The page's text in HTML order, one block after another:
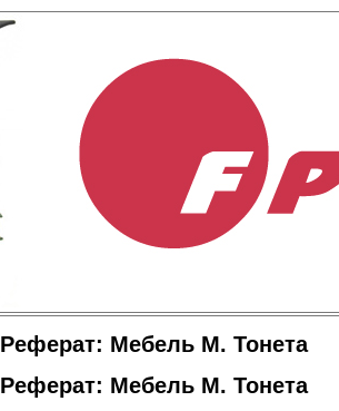
Реферат: Мебель М. Тонета
Реферат: Мебель М. Тонета